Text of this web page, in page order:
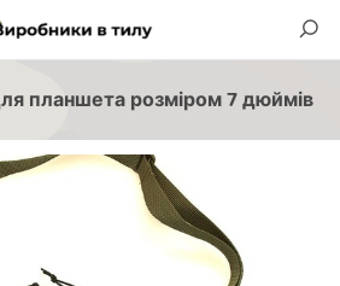
планшета розміром 7 дюймів